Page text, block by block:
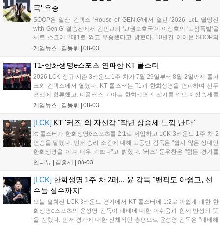
준 팀들이 상승세를 이어갈지 주목된다....
국' 우승
SOOP은 일산 킨텍스 'House of GEN.G'에서 열린 '2026 LoL 멸망전
with Gen.G' 결승전에서 김민교의 '교권보호국'이 이상호의 '고점폭발'을
세트 스코어 2대1로 꺾고 우승했다고 밝혔다. 10년간 이어온 SOOP의
대표 e스포츠 콘텐츠인 멸망전은 스트리머들이 팀을 구성해 대결하는
국은 상금 2,500만 원과 젠지 선수 합동 방송 기회를 얻었으며, 파이널
MVP는 김레인이 선정되었다. 이번 행사는 많은 팬들의 관심을 모으며
성황리에 종료되었다....
게임뉴스 | 김동휘 | 08-03
T1-한화생명e스포츠 연파한 KT 롤스터
2026 LCK 정규 시즌 3라운드 1주 차가 7월 29일부터 8월 2일까지 롤파
크와 킨텍스에서 열렸다. KT 롤스터는 T1과 한화생명을 연파하며 선두
경쟁에 합류했고, 디플러스 기아는 한화생명과 젠지를 꺾으며 상승세를
입증했다. 라이즈 그룹에서는 농심 레드포스가 유일하게 2연승을 기록
이번 주 차에는 루시드의 통산 2,000어시스트와 리헨즈의 통산 500킬
달성 등 주요 기록도 함께 작성되었다....
게임뉴스 | 김동휘 | 08-03
[LCK] KT '커즈' 의 자신감 "작년 상승세 느낌 난다"
kt 롤스터가 한화생명e스포츠를 2:1로 제압하고 LCK 3라운드 1주 차 2
연승을 달렸다. 먼저 승리 소감에 대해 고동빈 감독은 "쉽지 않은 상대인
한화생명을 이겨 매우 기쁘다"고 밝혔다. '커즈' 문우찬은 "힘든 경기를
예상했고 실제로도 쉽지 않았지만, 우리의 장점을 잘 살려 승리해 기분
인터뷰 | 김홍제 | 08-03
[LCK] 한화생명 1주 차 2패... 윤 감독 "밴픽도 아쉽고, 선
수들 실수까지"
오늘 펼쳐진 LCK 3라운드 경기에서 KT 롤스터에 1:2로 아쉽게 패한 한
화생명e스포츠의 윤성영 감독이 패배에 대한 아쉬움과 함께 반성의 뜻
을 전했다. 먼저 경기에 대한 전체적인 총평으로 윤성영 감독은 "패배해